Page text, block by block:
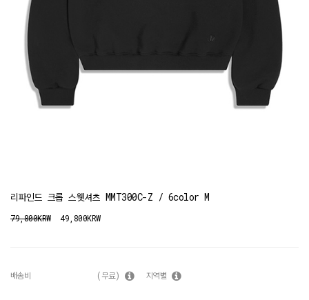
리파인드 크롭 스웻셔츠 MMT300C-Z / 6color M
79,800KRW 49,800KRW
배송비 (무료) 지역별